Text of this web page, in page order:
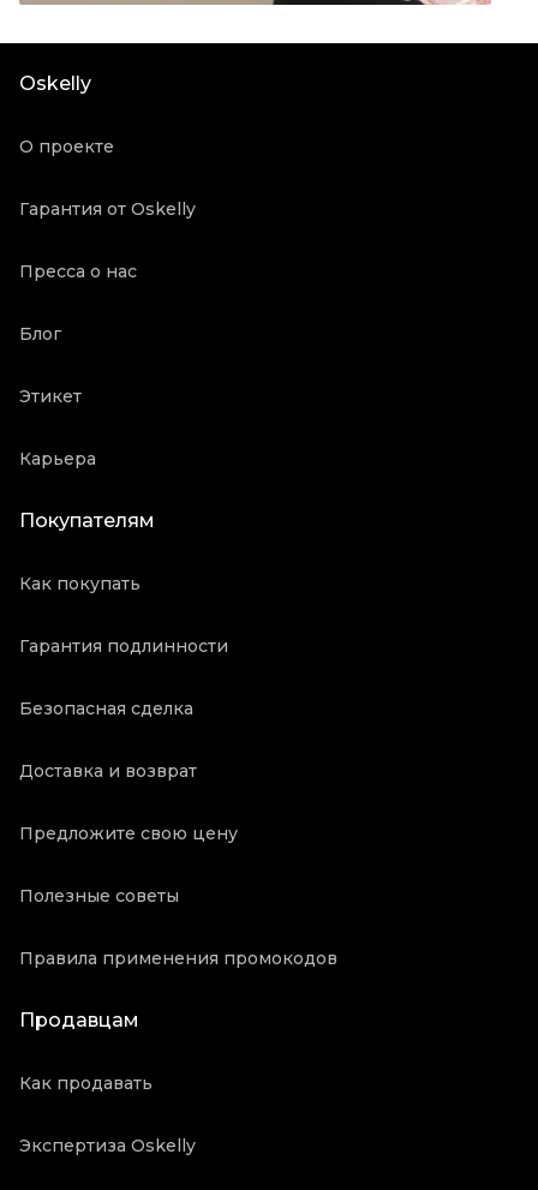
Состояние товара
Oskelly
О проекте
Гарантия от Oskelly
Пресса о нас
Блог
Этикет
Карьера
Покупателям
Как покупать
Гарантия подлинности
Безопасная сделка
Доставка и возврат
Предложите свою цену
Полезные советы
Правила применения промокодов
Продавцам
Как продавать
Экспертиза Oskelly